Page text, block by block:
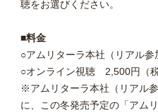
聴をお選びください。
■料金
○アムリターラ本社（リアル
○オンライン視聴 2,500円（税
※アムリターラ本社（リアル
に、この冬発売予定の「アム